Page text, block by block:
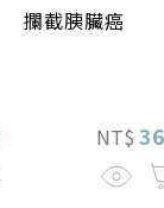
攔截胰臟癌
NT$